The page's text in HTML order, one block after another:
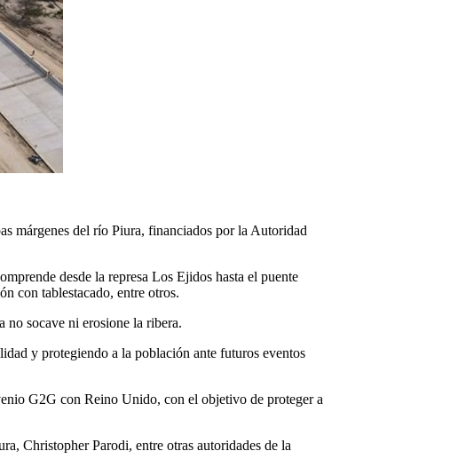
márgenes del río Piura, financiados por la Autoridad
desde la represa Los Ejidos hasta el puente
con tablestacado, entre otros.
no socave ni erosione la ribera.
y protegiendo a la población ante futuros eventos
G2G con Reino Unido, con el objetivo de proteger a
Christopher Parodi, entre otras autoridades de la